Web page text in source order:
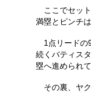
ここでセット
満塁とピンチ
1点リードの
続くバティス
塁へ進められ
その裏、ヤク